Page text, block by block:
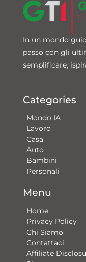
In un mondo
passo con gli
semplificare,
Categories
Mondo IA
Lavoro
Casa
Auto
Bambini
Personali
Menu
Home
Privacy Policy
Chi Siamo
Contattaci​
Affiliate